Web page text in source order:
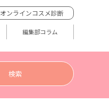
オンラインコスメ診断
編集部コラム